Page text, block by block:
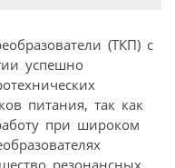
(ТКП) с
успешно
питания, так как
при широком
резонансных